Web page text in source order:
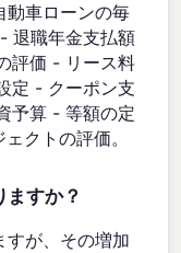
動車ローンの毎
退職年金支払額
評価 - リース料
定 - クーポン支
予算 - 等額の定
クトの評価。
すか？
すが、その増加